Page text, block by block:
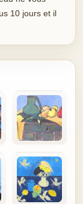
10 jours et il